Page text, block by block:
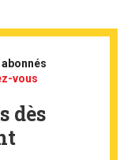
vous
dès